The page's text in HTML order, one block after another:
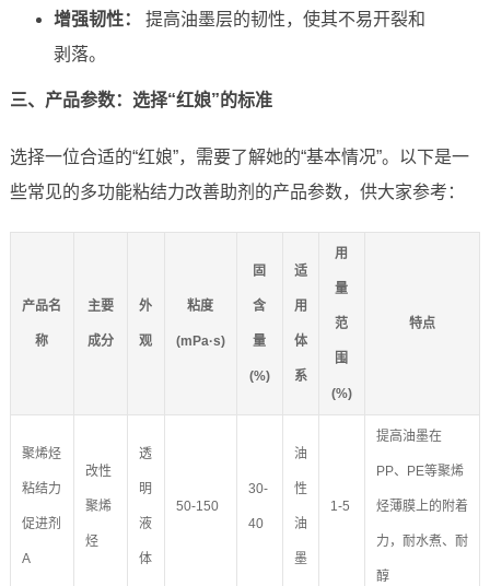
增强韧性：
提高油墨层的韧性，使其不易开裂和
剥落。
三、产品参数：选择“红娘”的标准
选择一位合适的“红娘”，需要了解她的“基本情况”。以下是一
些常见的多功能粘结力改善助剂的产品参数，供大家参考：
产品名
称
主要
成分
外
观
粘度
(mPa·s)
固
含
量
(%)
适
用
体
系
用
量
范
围
(%)
特点
聚烯烃
粘结力
促进剂
A
改性
聚烯
烃
透
明
液
体
50-150
30-
40
油
性
油
墨
1-5
提高油墨在
PP、PE等聚烯
烃薄膜上的附着
力，耐水煮、耐
醇